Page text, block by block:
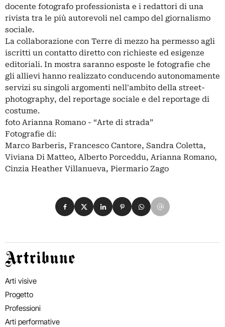
docente fotografo professionista e i redattori di una
rivista tra le più autorevoli nel campo del giornalismo
sociale.
La collaborazione con Terre di mezzo ha permesso agli
iscritti un contatto diretto con richieste ed esigenze
editoriali. In mostra saranno esposte le fotografie che
gli allievi hanno realizzato conducendo autonomamente
servizi su singoli argomenti nell'ambito della street-
photography, del reportage sociale e del reportage di
costume.
foto Arianna Romano - “Arte di strada”
Fotografie di:
Marco Barberis, Francesco Cantore, Sandra Coletta,
Viviana Di Matteo, Alberto Porceddu, Arianna Romano,
Cinzia Heather Villanueva, Piermario Zago
Condividi su Facebook
Condividi su X
Condividi su LinkedIn
Condividi su Pinterest
Condividi su WhatsApp
Condividi su Email
Artribune
Arti visive
Progetto
Professioni
Arti performative